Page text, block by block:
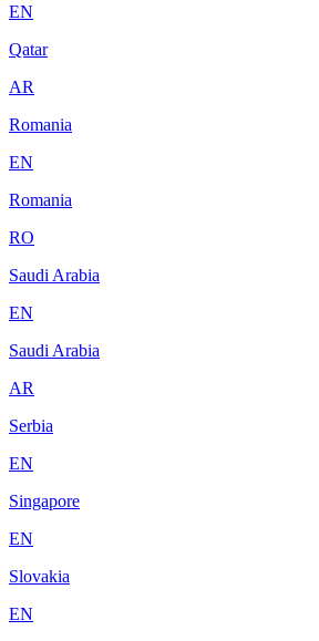
EN
Qatar
AR
Romania
EN
Romania
RO
Saudi Arabia
EN
Saudi Arabia
AR
Serbia
EN
Singapore
EN
Slovakia
EN